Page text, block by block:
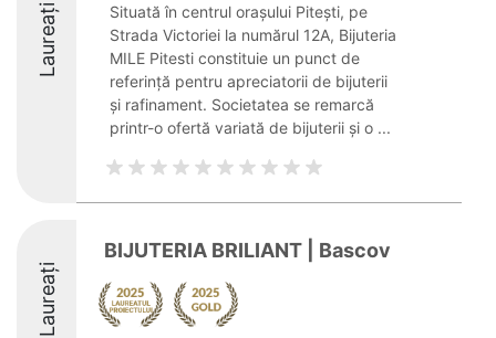
Laureați
Situată în centrul orașului Pitești, pe
Strada Victoriei la numărul 12A, Bijuteria
MILE Pitesti constituie un punct de
referință pentru apreciatorii de bijuterii
și rafinament. Societatea se remarcă
printr-o ofertă variată de bijuterii și o ...
Laureați
BIJUTERIA BRILIANT | Bascov